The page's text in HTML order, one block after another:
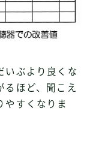
いぶより良くな
るほど、聞こえ
やすくなりま